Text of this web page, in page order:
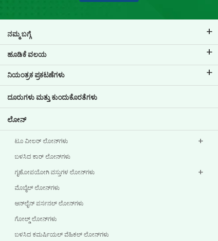
ನಮ್ಮ ಬಗ್ಗೆ
ಟಿವಿಎಸ್ ಕ್ರೆಡಿಟ್ ಬಗ್ಗೆ
ನಮ್ಮ ಬ್ರ್ಯಾಂಡ್ ಬಗ್ಗೆ ತಿಳಿಯಿರಿ
ಪ್ರಮುಖ ಪ್ರೊಫೈಲ್‌ಗಳು
ಹೂಡಿಕೆ ವಲಯ
ಕಾರ್ಪೋರೇಟ್ ಆಡಳಿತ
ಹೂಡಿಕೆದಾರರ ಮಾಹಿತಿ
ನಿಯಂತ್ರಕ ಪ್ರಕಟಣೆಗಳು
ಪಾಲಿಸಿಗಳು
ಇತರ ಪ್ರಕಟಣೆಗಳು
ದೂರುಗಳು ಮತ್ತು ಕುಂದುಕೊರತೆಗಳು
ಲೋನ್‌
ಟೂ ವೀಲರ್ ಲೋನ್‌ಗಳು
ಬಳಸಿದ ಕಾರ್ ಲೋನ್‌ಗಳು
ಗೃಹೋಪಯೋಗಿ ವಸ್ತುಗಳ ಲೋನ್‌ಗಳು
ಮೊಬೈಲ್ ಲೋನ್‌ಗಳು
ಆನ್‌ಲೈನ್ ಪರ್ಸನಲ್ ಲೋನ್‌ಗಳು
ಗೋಲ್ಡ್ ಲೋನ್‌ಗಳು
ಬಳಸಿದ ಕಮರ್ಷಿಯಲ್ ವೆಹಿಕಲ್ ಲೋನ್‌ಗಳು